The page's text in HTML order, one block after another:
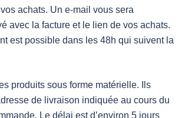
achats. Un e-mail vous sera
avec la facture et le lien de vos achats.
est possible dans les 48h qui suivent la
produits sous forme matérielle. Ils
de livraison indiquée au cours du
Le délai est d’environ 5 jours